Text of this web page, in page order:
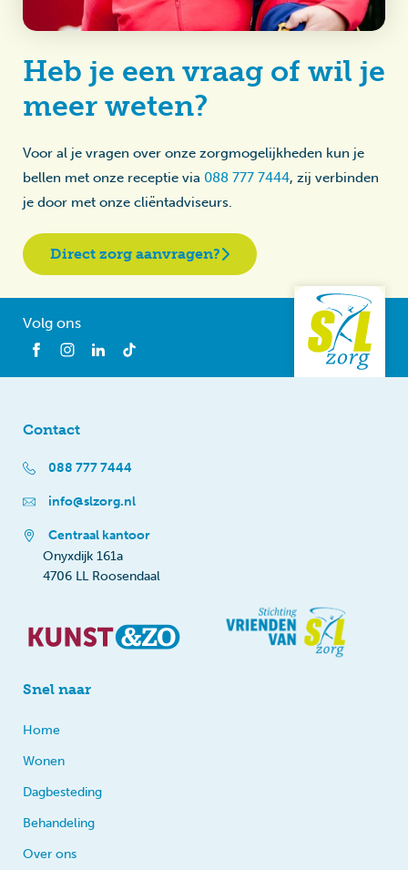
Heb je een vraag of wil je
meer weten?
Voor al je vragen over onze zorgmogelijkheden kun je
bellen met onze receptie via 088 777 7444, zij verbinden
je door met onze cliëntadviseurs.
Direct zorg aanvragen?
Volg ons
Contact
088 777 7444
info@slzorg.nl
Centraal kantoor
Onyxdijk 161a
4706 LL Roosendaal
Snel naar
Home
Wonen
Dagbesteding
Behandeling
Over ons